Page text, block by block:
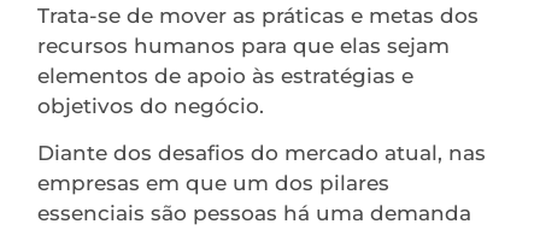
Trata-se de mover as práticas e metas dos
recursos humanos para que elas sejam
elementos de apoio às estratégias e
objetivos do negócio.
Diante dos desafios do mercado atual, nas
empresas em que um dos pilares
essenciais são pessoas há uma demanda